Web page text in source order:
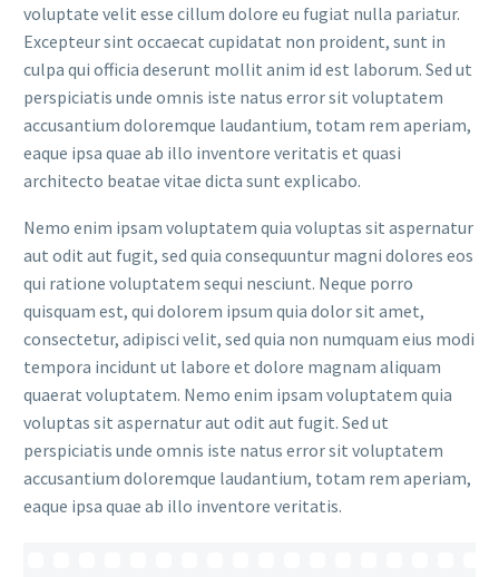
voluptate velit esse cillum dolore eu fugiat nulla pariatur.
Excepteur sint occaecat cupidatat non proident, sunt in
culpa qui officia deserunt mollit anim id est laborum. Sed ut
perspiciatis unde omnis iste natus error sit voluptatem
accusantium doloremque laudantium, totam rem aperiam,
eaque ipsa quae ab illo inventore veritatis et quasi
architecto beatae vitae dicta sunt explicabo.
Nemo enim ipsam voluptatem quia voluptas sit aspernatur
aut odit aut fugit, sed quia consequuntur magni dolores eos
qui ratione voluptatem sequi nesciunt. Neque porro
quisquam est, qui dolorem ipsum quia dolor sit amet,
consectetur, adipisci velit, sed quia non numquam eius modi
tempora incidunt ut labore et dolore magnam aliquam
quaerat voluptatem. Nemo enim ipsam voluptatem quia
voluptas sit aspernatur aut odit aut fugit. Sed ut
perspiciatis unde omnis iste natus error sit voluptatem
accusantium doloremque laudantium, totam rem aperiam,
eaque ipsa quae ab illo inventore veritatis.